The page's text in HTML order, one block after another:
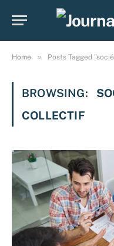
Home » Posts Tagged
BROWSING:
COLLECTIF